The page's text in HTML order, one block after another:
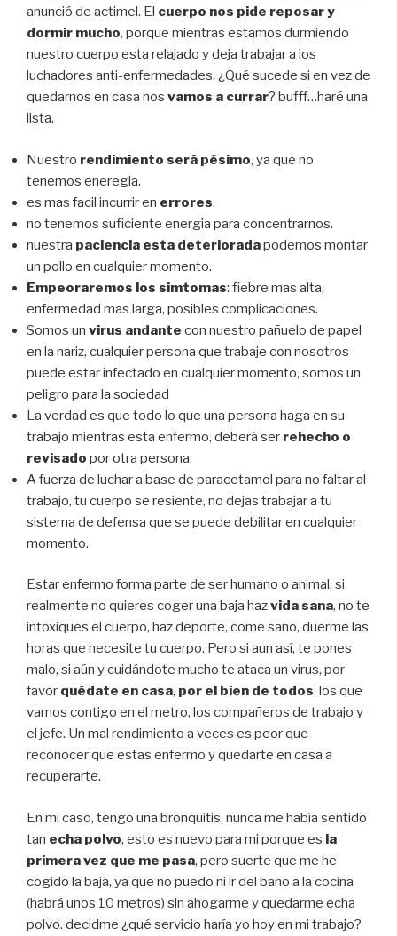
anunció de actimel. El cuerpo nos pide reposar y
dormir mucho, porque mientras estamos durmiendo
nuestro cuerpo esta relajado y deja trabajar a los
luchadores anti-enfermedades. ¿Qué sucede si en vez de
quedarnos en casa nos vamos a currar? bufff…haré una
lista.
Nuestro rendimiento será pésimo, ya que no
tenemos eneregia.
es mas facil incurrir en errores.
no tenemos suficiente energia para concentrarnos.
nuestra paciencia esta deterioradapodemos montar
un pollo en cualquier momento.
Empeoraremos los simtomas: fiebre mas alta,
enfermedad mas larga, posibles complicaciones.
Somos un virus andante con nuestro pañuelo de papel
en la nariz, cualquier persona que trabaje con nosotros
puede estar infectado en cualquier momento, somos un
peligro para la sociedad
La verdad es que todo lo que una persona haga en su
trabajo mientras esta enfermo, deberá ser rehecho o
revisado por otra persona.
A fuerza de luchar a base de paracetamol para no faltar al
trabajo, tu cuerpo se resiente, no dejas trabajar a tu
sistema de defensa que se puede debilitar en cualquier
momento.
Estar enfermo forma parte de ser humano o animal, si
realmente no quieres coger una baja hazvida sana, no te
intoxiques el cuerpo, haz deporte, come sano, duerme las
horas que necesite tu cuerpo. Pero si aun así, te pones
malo, si aún y cuidándote mucho te ataca un virus, por
favor quédate en casa, por el bien de todos, los que
vamos contigo en el metro, los compañeros de trabajo y
el jefe. Un mal rendimiento a veces es peor que
reconocer que estas enfermo y quedarte en casa a
recuperarte.
En mi caso, tengo una bronquitis, nunca me había sentido
tan echa polvo, esto es nuevo para mi porque es la
primera vez que me pasa, pero suerte que me he
cogido la baja, ya que no puedo ni ir del baño a la cocina
(habrá unos 10 metros) sin ahogarme y quedarme echa
polvo. decidme ¿qué servicio haría yo hoy en mi trabajo?